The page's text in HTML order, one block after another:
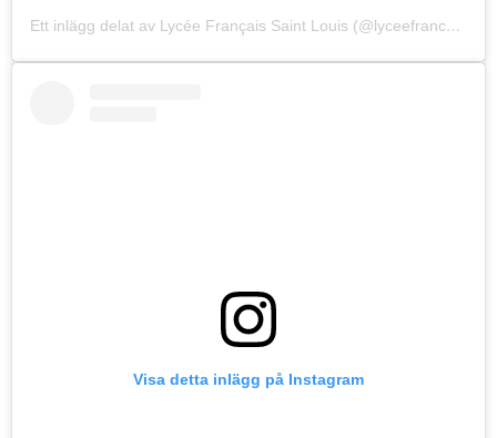
Ett inlägg delat av Lycée Français Saint Louis (@lyceefrancaisstockholm)
Visa detta inlägg på Instagram